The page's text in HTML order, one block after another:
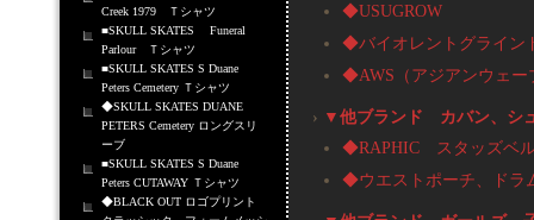
Creek 1979 Ｔシャツ
■SKULL SKATES Funeral
Parlour Ｔシャツ
■SKULL SKATES S Duane
Peters Cemetery Ｔシャツ
◆SKULL SKATES DUANE
PETERS Cemetery ロングスリ
ーブ
■SKULL SKATES S Duane
Peters CUTAWAY Ｔシャツ
◆BLACK OUT ロゴプリント
◆USUGROW
◆バイオレントグライン
◆AWS（アジアンウェー
› ▼他ブランド カバン、シ
◆RAPHIC スタッズベ
◆ウエストポーチ、ドラ